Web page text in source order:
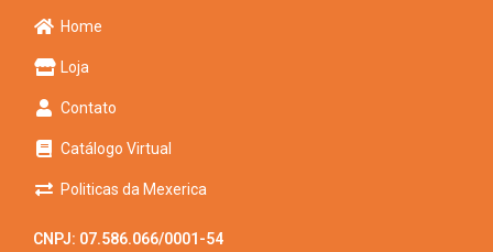
Home
Loja
Contato
Catálogo Virtual
Politicas da Mexerica
CNPJ: 07.586.066/0001-54